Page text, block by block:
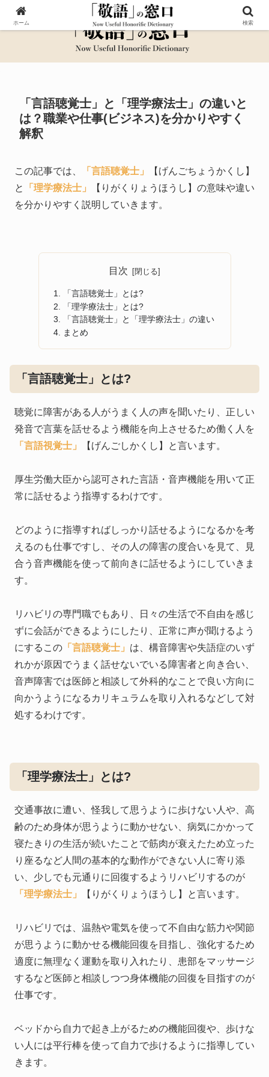
「言語聴覚士」と「理学療法士」の違いと
は？職業や仕事(ビジネス)を分かりやすく
解釈
この記事では、 「言語聴覚士」
【げんごちょうかくし】
と
「理学療法士」
【りがくりょうほうし】の意味や違い
を分かりやすく説明していきます。
目次
「言語聴覚士」とは?
「理学療法士」とは?
「言語聴覚士」と「理学療法士」の違い
まとめ
「言語聴覚士」とは?
聴覚に障害がある人がうまく人の声を聞いたり、正しい
発音で言葉を話せるよう機能を向上させるため働く人を
「言語視覚士」
【げんごしかくし】と言います。
厚生労働大臣から認可された言語・音声機能を用いて正
常に話せるよう指導するわけです。
どのように指導すればしっかり話せるようになるかを考
えるのも仕事ですし、その人の障害の度合いを見て、見
合う音声機能を使って前向きに話せるようにしていきま
す。
リハビリの専門職でもあり、日々の生活で不自由を感じ
ずに会話ができるようにしたり、正常に声が聞けるよう
にするこの 「言語聴覚士」 は、構音障害や失語症のいず
れかが原因でうまく話せないでいる障害者と向き合い、
音声障害では医師と相談して外科的なことで良い方向に
向かうようになるカリキュラムを取り入れるなどして対
処するわけです。
「理学療法士」とは?
交通事故に遭い、怪我して思うように歩けない人や、高
齢のため身体が思うように動かせない、病気にかかって
寝たきりの生活が続いたことで筋肉が衰えたため立った
り座るなど人間の基本的な動作ができない人に寄り添
い、少しでも元通りに回復するようリハビリするのが
「理学療法士」
【りがくりょうほうし】と言います。
リハビリでは、温熱や電気を使って不自由な筋力や関節
が思うように動かせる機能回復を目指し、強化するため
適度に無理なく運動を取り入れたり、患部をマッサージ
するなど医師と相談しつつ身体機能の回復を目指すのが
仕事です。
ベッドから自力で起き上がるための機能回復や、歩けな
い人には平行棒を使って自力で歩けるように指導してい
きます。
ホーム 検索